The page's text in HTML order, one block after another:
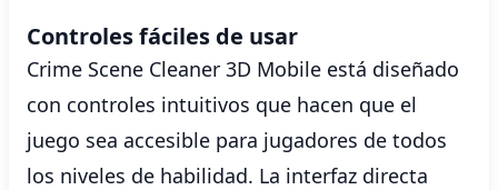
Controles fáciles de usar
Crime Scene Cleaner 3D Mobile está diseñado
con controles intuitivos que hacen que el
juego sea accesible para jugadores de todos
los niveles de habilidad. La interfaz directa